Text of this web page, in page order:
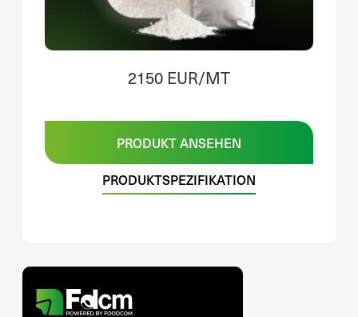
2150 EUR/MT
PRODUKT ANSEHEN
PRODUKTSPEZIFIKATION